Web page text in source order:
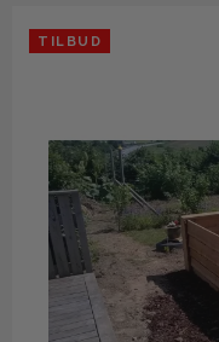
TILBUD